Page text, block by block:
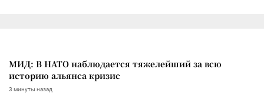
МИД: В НАТО наблюдается тяжелейший за всю
историю альянса кризис
3 минуты назад